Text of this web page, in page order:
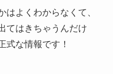
はよくわからなくて、
てはきちゃうんだけ
式な情報です！